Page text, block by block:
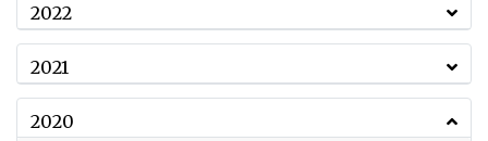
2022
2021
2020